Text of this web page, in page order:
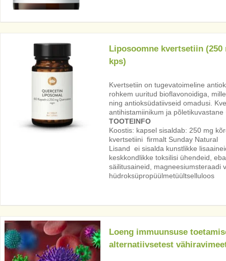
Liposoomne kvertsetiin (250
kps)
Kvertsetiin on tugevatoimeline
rohkem uuritud bioflavonoidiga,
ning antioksüdatiivseid omadusi.
antihistamiinikum ja põletikuvastane
TOOTEINFO
Koostis: kapsel sisaldab: 250 mg
kvertsetiini firmalt Sunday Natural
Lisand ei sisalda kunstlikke
keskkondlikke toksilisi ühendeid,
säilitusaineid, magneesiumsteraadi
hüdroksüpropüülmetüültselluloos
Loeng immuunsuse
alternatiivsetest